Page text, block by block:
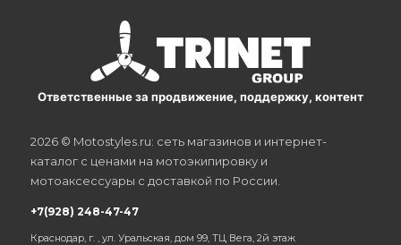
Ответственные за продвижение, поддержку, контент
2026 © Motostyles.ru: сеть магазинов и интернет-
каталог с ценами на мотоэкипировку и
мотоаксессуары с доставкой по России.
+7(928) 248-47-47
Краснодар, г. , ул. Уральская, дом 99, ТЦ Вега, 2й этаж